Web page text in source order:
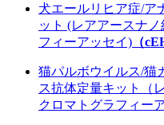
犬エールリヒア症/ア
ット (レアアースナ
フィーアッセイ) （
猫パルボウイルス/猫
ス抗体定量キット（
クロマトグラフィー